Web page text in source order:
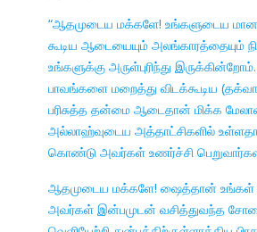
“ஆதமுடைய மக்களே! உங்களுடைய
கூடிய ஆடையையும் அலங்காரத்தையும்
உங்களுக்கு அருள்புரிந்து
பாவங்களை மறைத்து விடக்கூடிய
பரிசுத்த தன்மை ஆடைதான் மிக்க
அல்லாஹ்வுடைய அத்தாட்சிகளில்
கொண்டு அவர்கள் உணர்ச்சி
ஆதமுடைய மக்களே! ஷைத்தான் உங்கள்
அவர்கள் இன்பமுடன் வசித்துவந்த